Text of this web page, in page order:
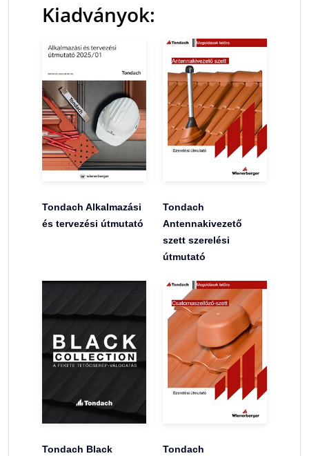
Kiadványok:
Tondach Alkalmazási
és tervezési útmutató
Tondach
Antennakivezető
szett szerelési
útmutató
Tondach Black
Tondach